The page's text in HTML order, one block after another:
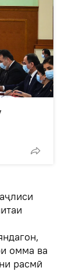
омма ва
расмӣ